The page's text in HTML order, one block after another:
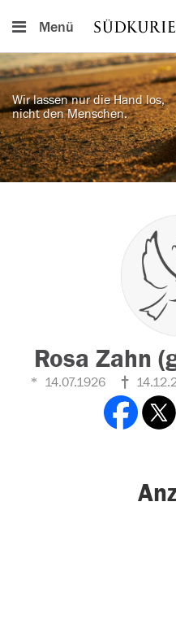
Menü
Wir lassen nur die Hand los,
nicht den Menschen.
Rosa Zahn
14.07.1926